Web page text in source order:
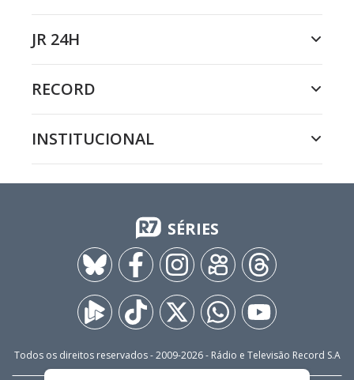
JR 24H
RECORD
INSTITUCIONAL
SÉRIES
Todos os direitos reservados - 2009-2026- Rádio e Televisão Record S.A